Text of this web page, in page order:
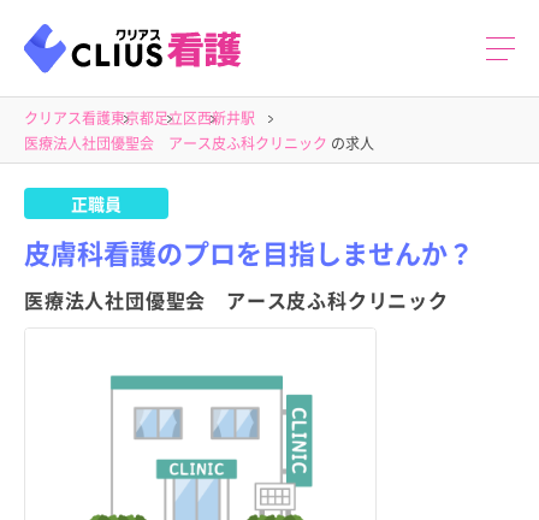
クリアス看護東京都足立区西新井駅
医療法人社団優聖会 アース皮ふ科クリニック の求人
正職員
皮膚科看護のプロを目指しませんか？
医療法人社団優聖会 アース皮ふ科クリニック